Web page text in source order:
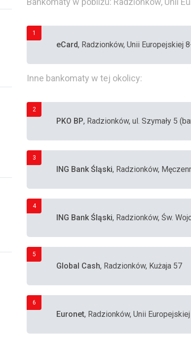
1
eCard, Radzionków, Unii Europejskiej
Inne bankomaty w tej okolicy:
2
PKO BP, Radzionków, ul. Szymały 5
3
ING Bank Śląski, Radzionków,
4
ING Bank Śląski, Radzionków, Św.
5
Global Cash, Radzionków, Kużaja 57
6
Euronet, Radzionków, Unii